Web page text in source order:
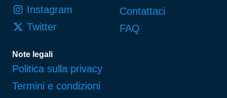
Instagram
Twitter
Contattaci
FAQ
Note legali
Politica sulla privacy
Termini e condizioni